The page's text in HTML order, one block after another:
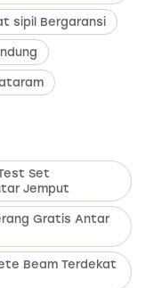
sipil Bergaransi
Set
Jemput
Gratis Antar
Beam Terdekat